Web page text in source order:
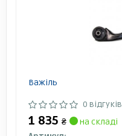
Важіль
0 відгуків
1 835 ₴
на складі